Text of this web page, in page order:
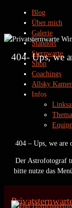
Blog
Über mich
Galerie
Standort
Sternwarte
Shop
Coachings
Allsky
Infos
404- Ups, we
404 – Ups, we are
Der Astrofotograf
bitte nutze das